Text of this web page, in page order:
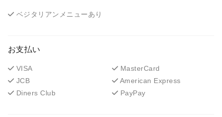
ベジタリアンメニューあり
お支払い
VISA
MasterCard
JCB
American Express
Diners Club
PayPay